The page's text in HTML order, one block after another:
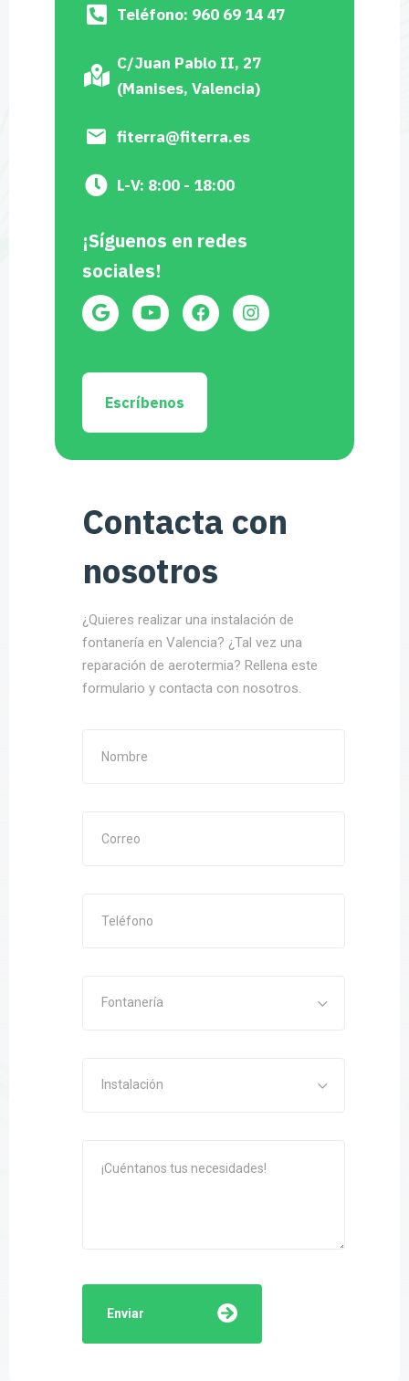
Teléfono: 960 69 14 47
C/Juan Pablo II, 27
(Manises, Valencia)
fiterra@fiterra.es
L-V: 8:00 - 18:00
¡Síguenos en redes
sociales!
Escríbenos
Contacta con
nosotros
¿Quieres realizar una instalación de
fontanería en Valencia? ¿Tal vez una
reparación de aerotermia? Rellena este
formulario y contacta con nosotros.
Fontanería
Instalación
Enviar